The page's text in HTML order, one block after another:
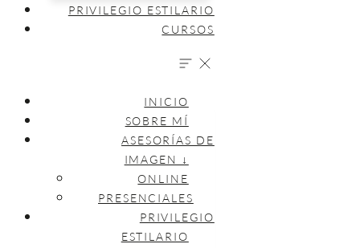
PRIVILEGIO ESTILARIO
CURSOS
INICIO
SOBRE MÍ
ASESORÍAS DE
IMAGEN ↓
ONLINE
PRESENCIALES
PRIVILEGIO
ESTILARIO